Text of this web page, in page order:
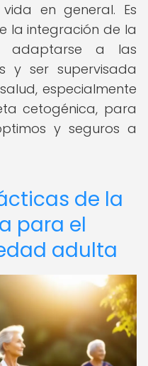
en general. Es
la integración de la
adaptarse a las
y ser supervisada
especialmente
cetogénica, para
y seguros a
de la
para el
adulta